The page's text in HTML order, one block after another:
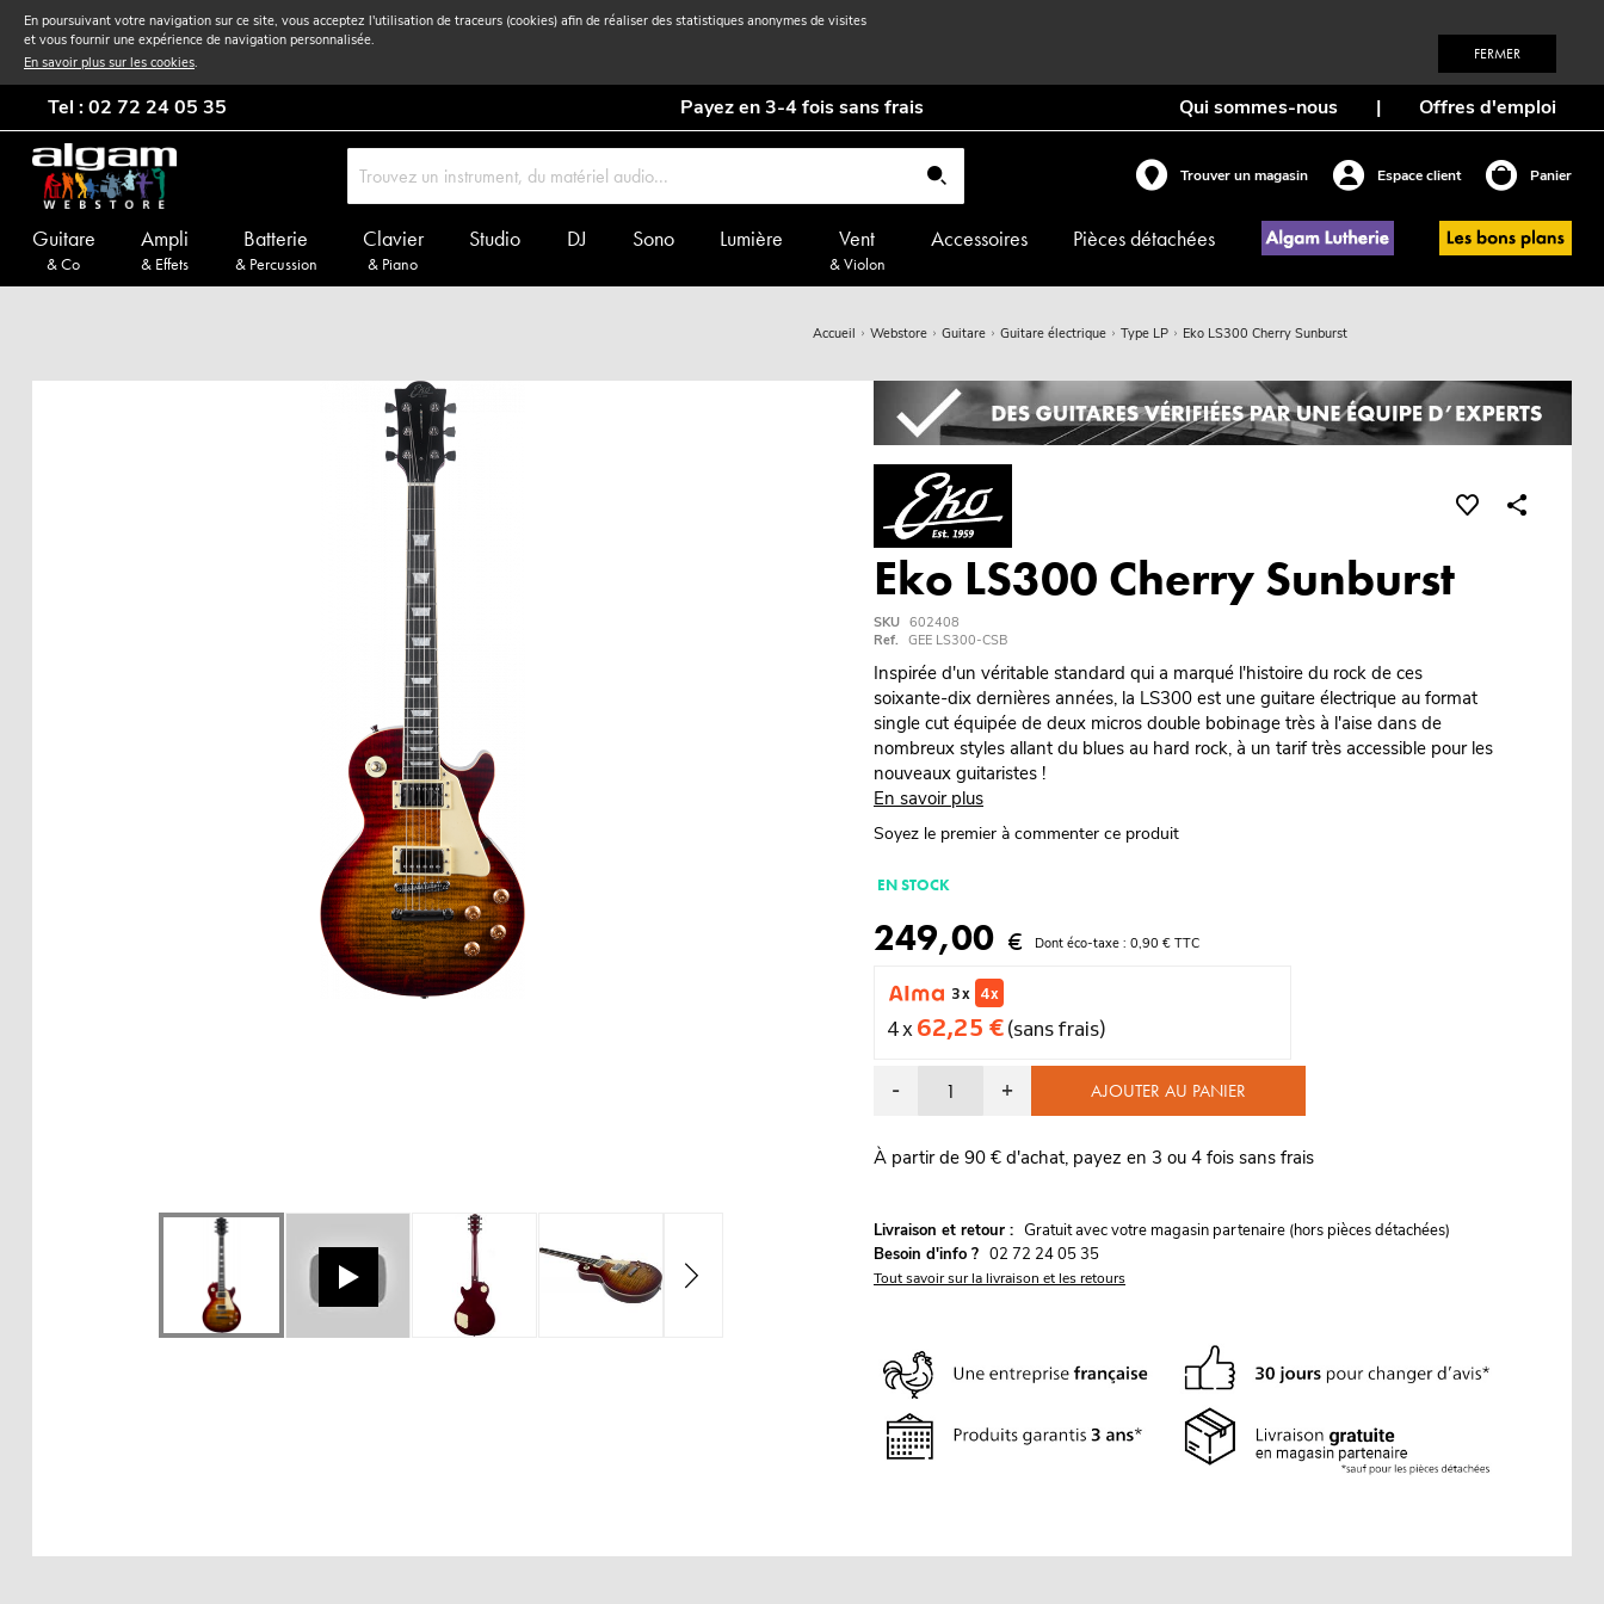
En poursuivant votre navigation sur ce site, vous acceptez l'utilisation de traceurs (cookies) afin de réaliser des statistiques anonymes de visites
et vous fournir une expérience de navigation personnalisée.
En savoir plus sur les cookies. FERMER
Tel : 02 72 24 05 35 Payez en 3-4 fois sans frais Qui sommes-nous | Offres d'emploi
Trouver un magasin Espace client Panier
Guitare
& Co
Ampli
& Effets
Batterie
& Percussion
Clavier
& Piano
Studio DJ Sono Lumière Vent
& Violon
Accessoires Pièces détachées
Accueil Webstore Guitare Guitare électrique Type LP Eko LS300 Cherry Sunburst
Eko LS300 Cherry Sunburst
SKU 602408
Ref. GEE LS300-CSB
Inspirée d'un véritable standard qui a marqué l'histoire du rock de ces
soixante-dix dernières années, la LS300 est une guitare électrique au format
single cut équipée de deux micros double bobinage très à l'aise dans de
nombreux styles allant du blues au hard rock, à un tarif très accessible pour les
nouveaux guitaristes !
En savoir plus
Soyez le premier à commenter ce produit
EN STOCK
249,00 € Dont éco-taxe : 0,90 € TTC
3 x 4 x
4 x62,25 €(sans frais)
- + AJOUTER AU PANIER
À partir de 90 € d'achat, payez en 3 ou 4 fois sans frais
Livraison et retour : Gratuit avec votre magasin partenaire (hors pièces détachées)
Besoin d'info ? 02 72 24 05 35
Tout savoir sur la livraison et les retours